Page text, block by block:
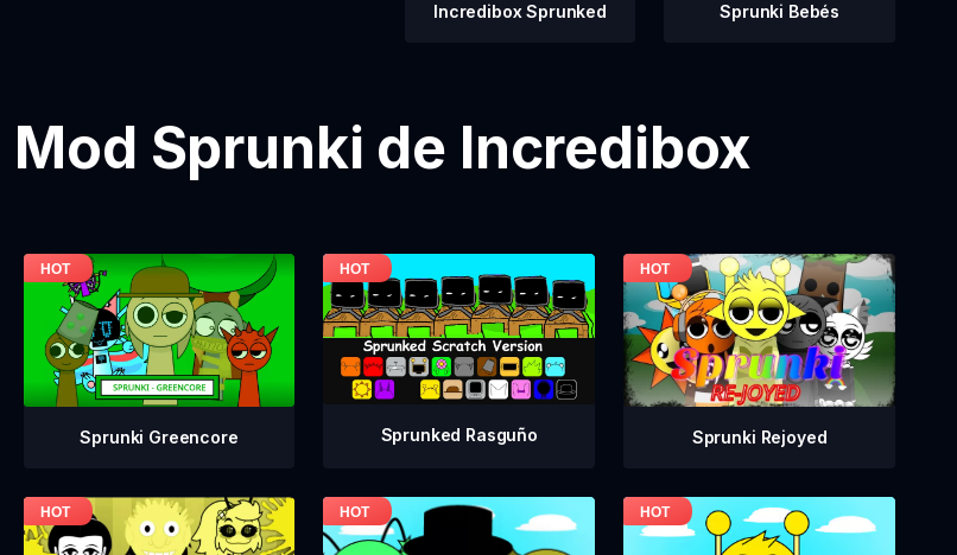
Incredibox Sprunked Sprunki Bebés
Sprunki de Incredibox
Sprunki Greencore Sprunked Rasguño Sprunki Rejoyed